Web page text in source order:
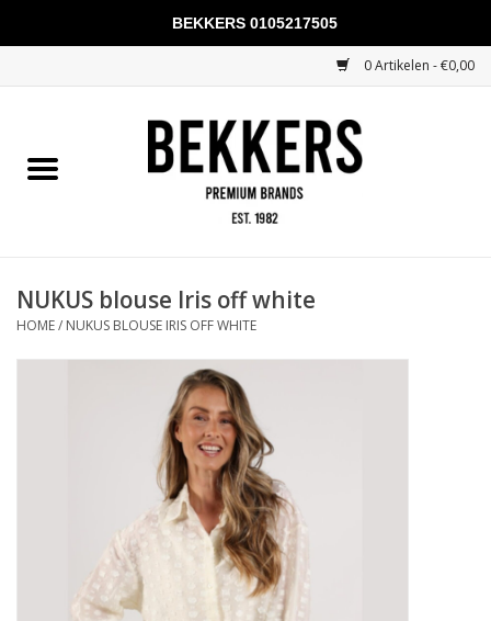
0 Artikelen - €0,00
Mannen
KADOBONNEN
NUKUS blouse Iris off white
HOME/ NUKUS BLOUSE IRIS OFF WHITE
BEKKERS 0105217505